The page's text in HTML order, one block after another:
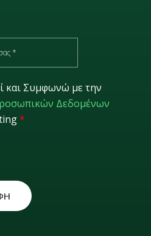
και Συμφωνώ με την
Δεδομένων
*